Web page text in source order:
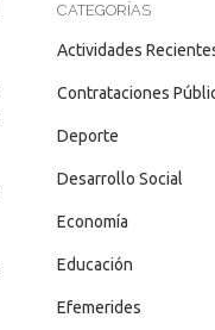
CATEGORÍAS
Actividades
Contrataciones
Deporte
Desarrollo Social
Economía
Educación
Efemerides